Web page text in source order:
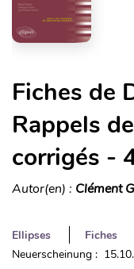
Fiches de
Rappels
corrigés -
Autor(en) : Clément
Ellipses
Fiches
Neuerscheinung :